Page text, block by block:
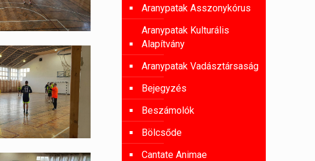
Aranypatak Asszonykórus
Aranypatak Kulturális
Alapítvány
Aranypatak Vadásztársaság
Bejegyzés
Beszámolók
Bölcsőde
Cantate Animae